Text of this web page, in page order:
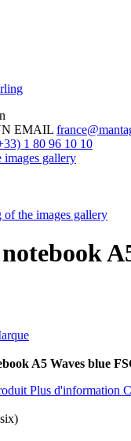
EMAIL
1 80 96 10 10
images gallery
the images gallery
A5 Waves blue
Plus d'information